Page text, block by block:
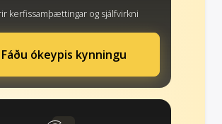
kerfissamþættingar og sjálfvirkni
Fáðu ókeypis kynningu